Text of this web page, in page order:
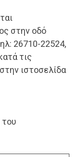
στην οδό
26710-22524,
τις
ιστοσελίδα
του